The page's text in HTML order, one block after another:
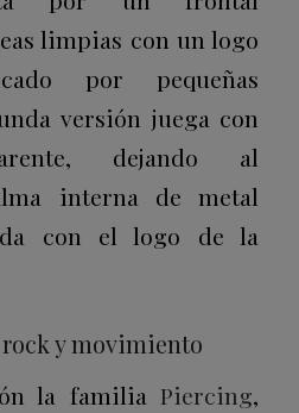
limpias con un logo
por pequeñas
versión juega con
dejando al
interna de metal
con el logo de la
y movimiento
la familia Piercing,